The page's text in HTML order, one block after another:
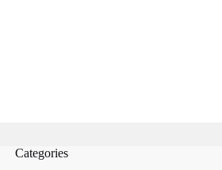
Categories